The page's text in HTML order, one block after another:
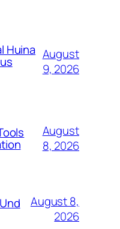
Huina August
9, 2026
August
8, 2026
August 8,
2026